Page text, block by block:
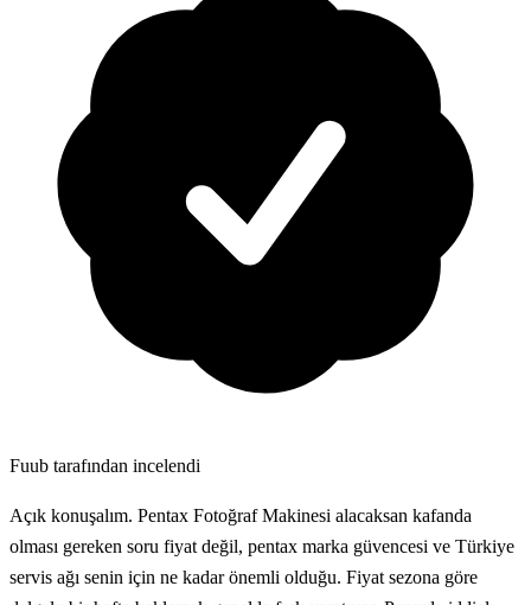
Fuub tarafından incelendi
Açık konuşalım. Pentax Fotoğraf Makinesi alacaksan kafanda
olması gereken soru fiyat değil, pentax marka güvencesi ve Türkiye
servis ağı senin için ne kadar önemli olduğu. Fiyat sezona göre